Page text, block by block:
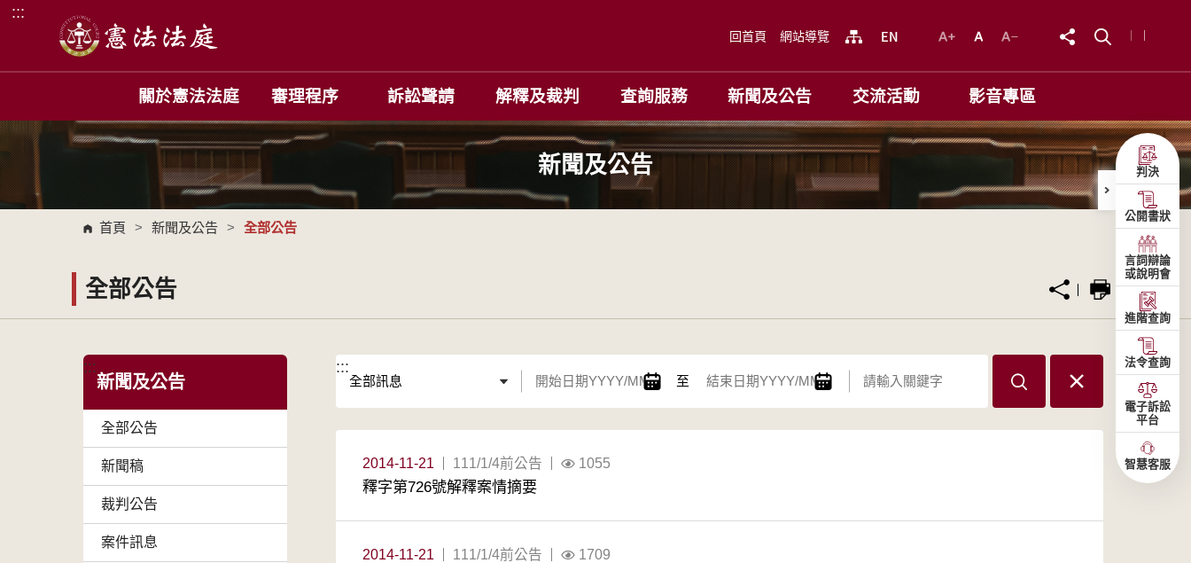
跳到主要內容區塊
:::
回首頁 網站導覽
關於憲法法庭 審理程序 訴訟聲請 解釋及裁判 查詢服務 新聞及公告 交流活動 影音專區
新聞及公告
首頁 > 新聞及公告 > 全部公告
全部公告
:::
新聞及公告
全部公告
新聞稿
裁判公告
案件訊息
:::
至
2014-11-21 111/1/4前公告 1055
釋字第726號解釋案情摘要
2014-11-21 111/1/4前公告 1709
判決
公開書狀
言詞辯論
或說明會
進階查詢
法令查詢
電子訴訟
平台
智慧客服